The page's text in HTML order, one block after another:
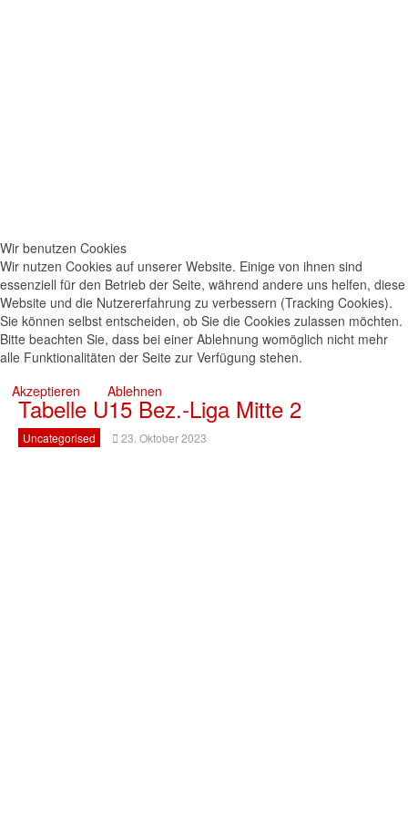
Tabelle U15 Bez.-Liga Mitte 2
Uncategorised 23. Oktober 2023
Wir benutzen Cookies
Wir nutzen Cookies auf unserer Website. Einige von ihnen sind
essenziell für den Betrieb der Seite, während andere uns helfen, diese
Website und die Nutzererfahrung zu verbessern (Tracking Cookies).
Sie können selbst entscheiden, ob Sie die Cookies zulassen möchten.
Bitte beachten Sie, dass bei einer Ablehnung womöglich nicht mehr
alle Funktionalitäten der Seite zur Verfügung stehen.
Akzeptieren
Ablehnen